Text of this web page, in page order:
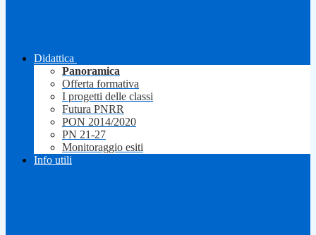
Didattica
Panoramica
Offerta formativa
I progetti delle classi
Futura PNRR
PON 2014/2020
PN 21-27
Monitoraggio esiti
Info utili